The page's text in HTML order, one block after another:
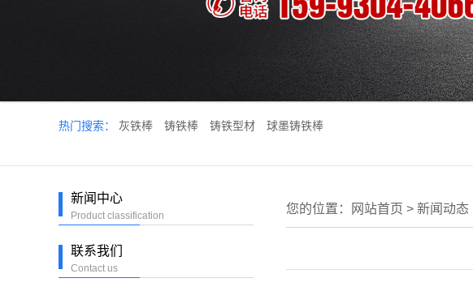
热门搜索： 灰铁棒 铸铁棒 铸铁型材 球墨铸铁棒
新闻中心
Product classification
联系我们
Contact us
您的位置： 网站首页 > 新闻动态